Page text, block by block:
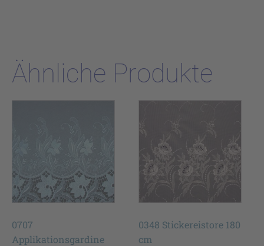
Ähnliche Produkte
0707
Applikationsgardine
0348 Stickereistore 180
cm